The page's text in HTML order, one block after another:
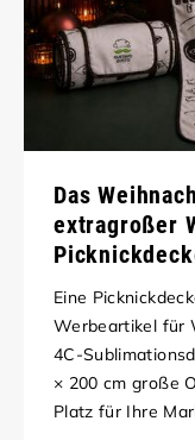
Das
extragroßer
Eine
Werbeartikel für
4C-
× 200 cm große
Platz für Ihre